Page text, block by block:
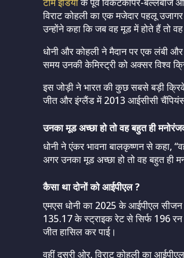
विराट कोहली का एक मजेदार पहलू
उन्होंने कहा कि जब वह मूड में होते हैं तो
धोनी और कोहली ने मैदान पर एक लंबी और
समय उनकी केमिस्ट्री को अक्सर विश्व
इस जोड़ी ने भारत की कुछ सबसे बड़ी
जीत और इंग्लैंड में 2013 आईसीसी चैंपियंस
उनका मूड अच्छा हो तो वह बहुत ही
धोनी ने एंकर भावना बालकृष्णन से कहा,
अगर उनका मूड अच्छा हो तो वह बहुत ही
कैसा था दोनों को आईपीएल ?
एमएस धोनी का 2025 के आईपीएल
135.17 के स्ट्राइक रेट से सिर्फ 196 रन
जीत हासिल कर पाई।
वहीं दूसरी ओर, विराट कोहली का